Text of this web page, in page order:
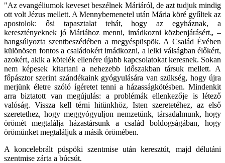
"Az evangéliumok keveset beszélnek Máriáról, de azt tudjuk mindig
ott volt Jézus mellett. A Mennybemenetel után Mária köré gyűltek az
apostolok: ősi tapasztalat tehát, hogy az egyháznak, a
keresztényeknek jó Máriához menni, imádkozni közbenjárásért„ –
hangsúlyozta szentbeszédében a megyéspüspök. A Család Évében
különösen fontos a családokért imádkozni, a lelki válságban élőkért,
azokért, akik a kötelék ellenére újabb kapcsolatokat keresnek. Sokan
nem képesek kitartani a nehezebb időszakban társuk mellett. A
főpásztor szerint szándékaink gyógyulására van szükség, hogy újra
merjünk életre szóló ígéretet tenni a házasságkötésben. Mindenkit
arra biztatott van megújulás: a problémák ellenkezője is létező
valóság. Vissza kell térni hitünkhöz, Isten szeretetéhez, az első
szeretethez, hogy meggyógyuljon nemzetünk, társadalmunk, hogy
örömét megtalálja házastársunk a család boldogságában, hogy
örömünket megtaláljuk a másik örömében.
A koncelebrált püspöki szentmise után keresztút, majd délutáni
szentmise zárta a búcsút.